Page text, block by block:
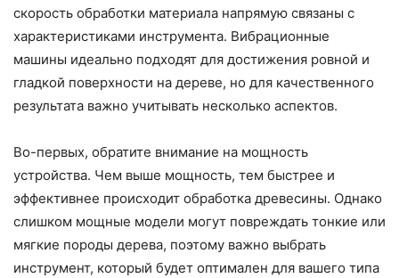
скорость обработки материала напрямую связаны с
характеристиками инструмента. Вибрационные
машины идеально подходят для достижения ровной и
гладкой поверхности на дереве, но для качественного
результата важно учитывать несколько аспектов.
Во-первых, обратите внимание на мощность
устройства. Чем выше мощность, тем быстрее и
эффективнее происходит обработка древесины. Однако
слишком мощные модели могут повреждать тонкие или
мягкие породы дерева, поэтому важно выбрать
инструмент, который будет оптимален для вашего типа